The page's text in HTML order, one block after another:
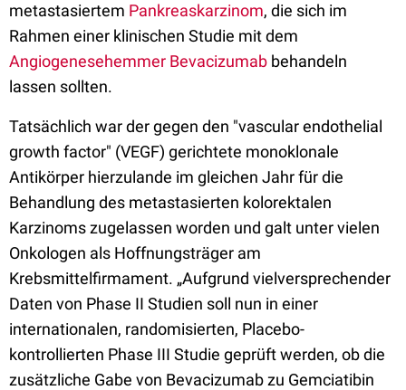
metastasiertem Pankreaskarzinom, die sich im
Rahmen einer klinischen Studie mit dem
Angiogenesehemmer Bevacizumab behandeln
lassen sollten.
Tatsächlich war der gegen den "vascular endothelial
growth factor" (VEGF) gerichtete monoklonale
Antikörper hierzulande im gleichen Jahr für die
Behandlung des metastasierten kolorektalen
Karzinoms zugelassen worden und galt unter vielen
Onkologen als Hoffnungsträger am
Krebsmittelfirmament. „Aufgrund vielversprechender
Daten von Phase II Studien soll nun in einer
internationalen, randomisierten, Placebo-
kontrollierten Phase III Studie geprüft werden, ob die
zusätzliche Gabe von Bevacizumab zu Gemciatibin